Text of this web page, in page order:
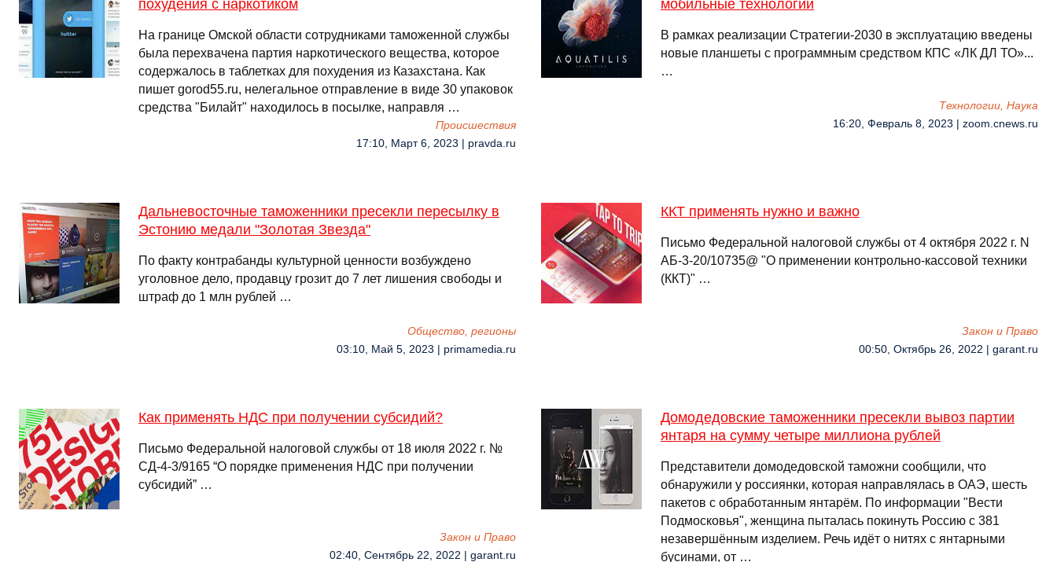
похудения с наркотиком
На границе Омской области сотрудниками таможенной службы
была перехвачена партия наркотического вещества, которое
содержалось в таблетках для похудения из Казахстана. Как
пишет gorod55.ru, нелегальное отправление в виде 30 упаковок
средства "Билайт" находилось в посылке, направля …
Происшествия
17:10, Март 6, 2023 | pravda.ru
мобильные технологии
В рамках реализации Стратегии-2030 в эксплуатацию введены
новые планшеты с программным средством КПС «ЛК ДЛ ТО»...
…
Технологии, Наука
16:20, Февраль 8, 2023 | zoom.cnews.ru
Дальневосточные таможенники пресекли пересылку в
Эстонию медали "Золотая Звезда"
По факту контрабанды культурной ценности возбуждено
уголовное дело, продавцу грозит до 7 лет лишения свободы и
штраф до 1 млн рублей …
Общество, регионы
03:10, Май 5, 2023 | primamedia.ru
ККТ применять нужно и важно
Письмо Федеральной налоговой службы от 4 октября 2022 г. N
АБ-3-20/10735@ "О применении контрольно-кассовой техники
(ККТ)" …
Закон и Право
00:50, Октябрь 26, 2022 | garant.ru
Как применять НДС при получении субсидий?
Письмо Федеральной налоговой службы от 18 июля 2022 г. №
СД-4-3/9165 “О порядке применения НДС при получении
субсидий” …
Закон и Право
02:40, Сентябрь 22, 2022 | garant.ru
Домодедовские таможенники пресекли вывоз партии
янтаря на сумму четыре миллиона рублей
Представители домодедовской таможни сообщили, что
обнаружили у россиянки, которая направлялась в ОАЭ, шесть
пакетов с обработанным янтарём. По информации "Вести
Подмосковья", женщина пыталась покинуть Россию с 381
незавершённым изделием. Речь идёт о нитях с янтарными
бусинами, от …